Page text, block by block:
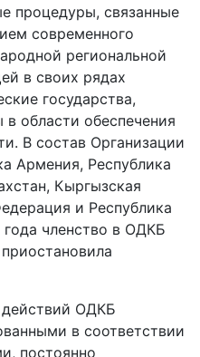
процедуры, связанные
современного
региональной
в своих рядах
государства,
области обеспечения
В состав Организации
Армения, Республика
Кыргызская
и Республика
членство в ОДКБ
ОДКБ
в соответствии
постоянно